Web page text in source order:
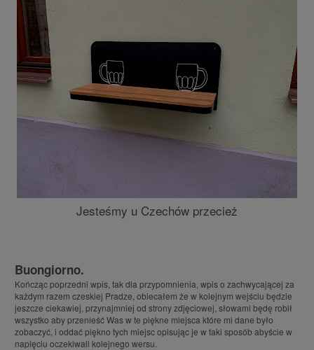
Jesteśmy u Czechów przecież
Buongiorno.
Kończąc poprzedni wpis, tak dla przypomnienia, wpis o zachwycającej za
każdym razem czeskiej Pradze, obiecałem że w kolejnym wejściu będzie
jeszcze ciekawiej, przynajmniej od strony zdjęciowej, słowami będę robił
wszystko aby przenieść Was w te piękne miejsca które mi dane było
zobaczyć, i oddać piękno tych miejsc opisując je w taki sposób abyście w
napięciu oczekiwali kolejnego wersu.